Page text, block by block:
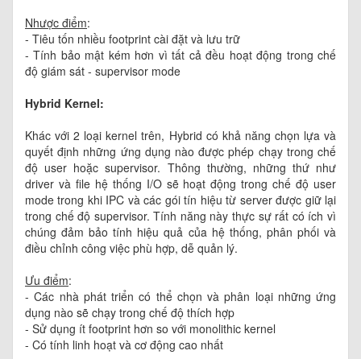
Nhược điểm:
- Tiêu tốn nhiều footprint cài đặt và lưu trữ
- Tính bảo mật kém hơn vì tất cả đều hoạt động trong chế
độ giám sát - supervisor mode
Hybrid Kernel:
Khác với 2 loại kernel trên, Hybrid có khả năng chọn lựa và
quyết định những ứng dụng nào được phép chạy trong chế
độ user hoặc supervisor. Thông thường, những thứ như
driver và file hệ thống I/O sẽ hoạt động trong chế độ user
mode trong khi IPC và các gói tín hiệu từ server được giữ lại
trong chế độ supervisor. Tính năng này thực sự rất có ích vì
chúng đảm bảo tính hiệu quả của hệ thống, phân phối và
điều chỉnh công việc phù hợp, dễ quản lý.
Ưu điểm:
- Các nhà phát triển có thể chọn và phân loại những ứng
dụng nào sẽ chạy trong chế độ thích hợp
- Sử dụng ít footprint hơn so với monolithic kernel
- Có tính linh hoạt và cơ động cao nhất